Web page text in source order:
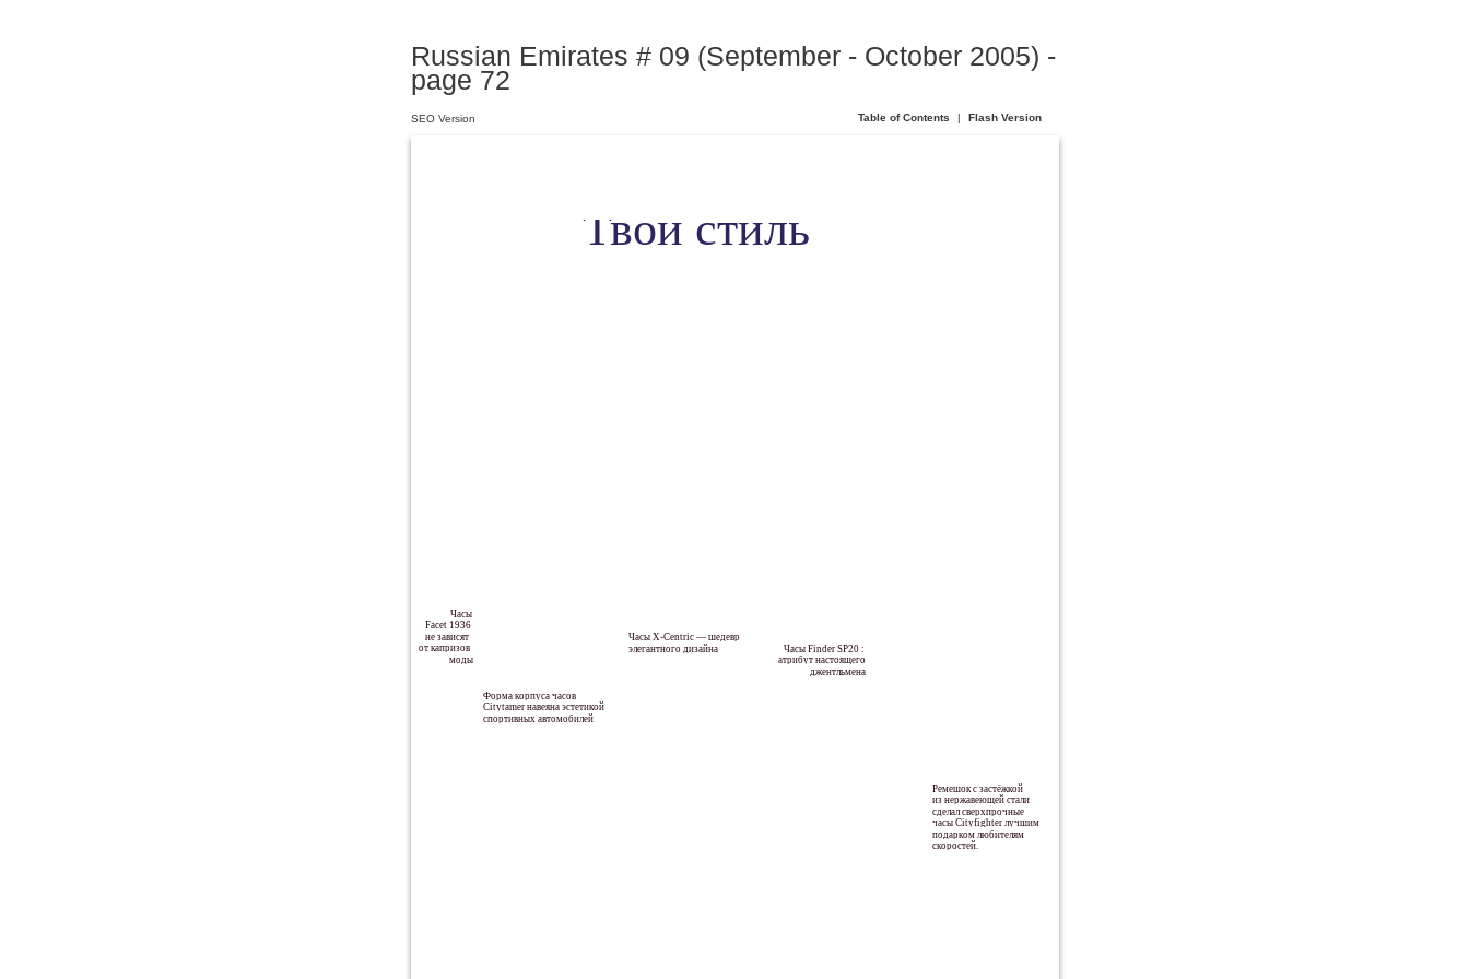
Russian Emirates # 09 (September - October 2005) -
page 72
Твой стиль
Часы
Facet 1936
не зависят
от капризов
моды
Часы X-Сentric — шедевр
элегантного дизайна
Часы Finder SP20 :
атрибут настоящего
джентльмена
Форма корпуса часов
Citytamer навеяна эстетикой
спортивных автомобилей
Ремешок с застёжкой
из нержавеющей стали
сделал сверхпрочные
часы Cityfighter лучшим
подарком любителям
скоростей.
SEO Version Table of Contents | Flash Version